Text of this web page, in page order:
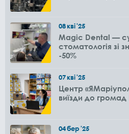
08кві'25
Magic Dental —
стоматологія зі
-50%
07кві'25
Центр
виїзди до громад
04бер'25